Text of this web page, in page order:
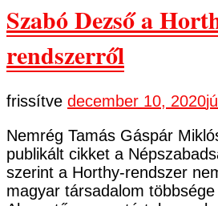
Szabó Dezső a
rendszerről
frissítve december 10, 2020
Nemrég Tamás Gáspár
publikált cikket a
szerint a Horthy-rendszer
magyar társadalom